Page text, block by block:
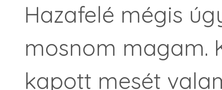
Hazafelé mégis
mosnom magam.
kapott mesét